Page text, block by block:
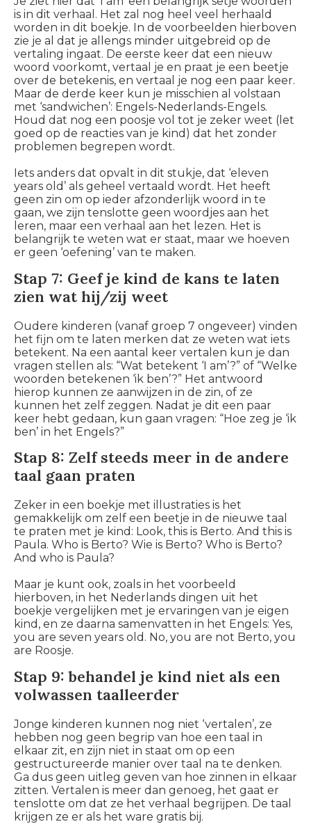
is in dit verhaal. Het zal nog heel veel herhaald
worden in dit boekje. In de voorbeelden hierboven
zie je al dat je allengs minder uitgebreid op de
vertaling ingaat. De eerste keer dat een nieuw
woord voorkomt, vertaal je en praat je een beetje
over de betekenis, en vertaal je nog een paar keer.
Maar de derde keer kun je misschien al volstaan
met ‘sandwichen’: Engels-Nederlands-Engels.
Houd dat nog een poosje vol tot je zeker weet (let
goed op de reacties van je kind) dat het zonder
problemen begrepen wordt.
Iets anders dat opvalt in dit stukje, dat ‘eleven
years old’ als geheel vertaald wordt. Het heeft
geen zin om op ieder afzonderlijk woord in te
gaan, we zijn tenslotte geen woordjes aan het
leren, maar een verhaal aan het lezen. Het is
belangrijk te weten wat er staat, maar we hoeven
er geen ‘oefening’ van te maken.
Stap 7: Geef je kind de kans te laten
zien wat hij/zij weet
Oudere kinderen (vanaf groep 7 ongeveer) vinden
het fijn om te laten merken dat ze weten wat iets
betekent. Na een aantal keer vertalen kun je dan
vragen stellen als: “Wat betekent ‘I am’?” of “Welke
woorden betekenen ‘ik ben’?” Het antwoord
hierop kunnen ze aanwijzen in de zin, of ze
kunnen het zelf zeggen. Nadat je dit een paar
keer hebt gedaan, kun gaan vragen: “Hoe zeg je ‘ik
ben’ in het Engels?”
Stap 8: Zelf steeds meer in de andere
taal gaan praten
Zeker in een boekje met illustraties is het
gemakkelijk om zelf een beetje in de nieuwe taal
te praten met je kind: Look, this is Berto. And this is
Paula. Who is Berto? Wie is Berto? Who is Berto?
And who is Paula?
Maar je kunt ook, zoals in het voorbeeld
hierboven, in het Nederlands dingen uit het
boekje vergelijken met je ervaringen van je eigen
kind, en ze daarna samenvatten in het Engels: Yes,
you are seven years old. No, you are not Berto, you
are Roosje.
Stap 9: behandel je kind niet als een
volwassen taalleerder
Jonge kinderen kunnen nog niet ‘vertalen’, ze
hebben nog geen begrip van hoe een taal in
elkaar zit, en zijn niet in staat om op een
gestructureerde manier over taal na te denken.
Ga dus geen uitleg geven van hoe zinnen in elkaar
zitten. Vertalen is meer dan genoeg, het gaat er
tenslotte om dat ze het verhaal begrijpen. De taal
krijgen ze er als het ware gratis bij.